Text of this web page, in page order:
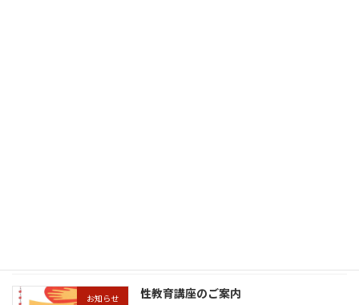
お知らせ 性教育講座のご案内